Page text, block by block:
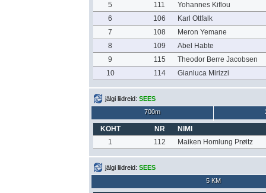
5
111
Yohannes Kiflou
6
106
Karl Ottfalk
7
108
Meron Yemane
8
109
Abel Habte
9
115
Theodor Berre Jacobsen
10
114 Gianluca Mirizzi
jälgi liidreid: SEES
700m
KOHT NR
NIMI
1
112 Maiken Homlung Prøitz
jälgi liidreid: SEES
5 KM